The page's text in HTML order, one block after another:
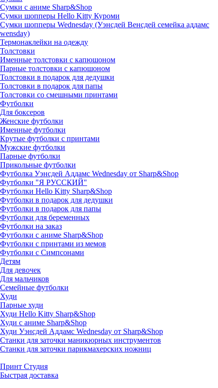
Сумки с аниме Sharp&Shop
Сумки шопперы Hello Kitty Куроми
Сумки шопперы Wednesday (Уэнсдей Венсдей семейка аддамс
wensday)
Термонаклейки на одежду
Толстовки
Именные толстовки с капюшоном
Парные толстовки с капюшоном
Толстовки в подарок для дедушки
Толстовки в подарок для папы
Толстовки со смешными принтами
Футболки
Для боксеров
Женские футболки
Именные футболки
Крутые футболки с принтами
Мужские футболки
Парные футболки
Прикольные футболки
Футболка Уэнсдей Аддамс Wednesday от Sharp&Shop
Футболки "Я РУССКИЙ"
Футболки Hello Kitty Sharp&Shop
Футболки в подарок для дедушки
Футболки в подарок для папы
Футболки для беременных
Футболки на заказ
Футболки с аниме Sharp&Shop
Футболки с принтами из мемов
Футболки с Симпсонами
Детям
Для девочек
Для мальчиков
Семейные футболки
Худи
Парные худи
Худи Hello Kitty Sharp&Shop
Худи с аниме Sharp&Shop
Худи Уэнсдей Аддамс Wednesday от Sharp&Shop
Станки для заточки маникюрных инструментов
Станки для заточки парикмахерских ножниц
Принт Студия
Быстрая доставка